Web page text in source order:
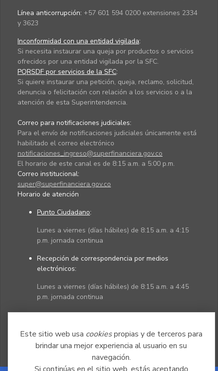
Este sitio web usa cookiespropias y de terceros para
brindar una mejor experiencia al usuario en su
navegación.
Línea anticorrupción: +57 601 594 0200 extensiones 2334
y 3623
Inconformidad con una entidad vigilada:
Si necesita instaurar una queja por productos o servicios
ofrecidos por una entidad vigilada por la SFC.
PQRSDF por servicios de la SFC:
Si quiere instaurar una petición, queja, reclamo, solicitud,
denuncia o felicitación con relación a los servicios o a la
atención de esta Superintendencia.
Correo para notificaciones judiciales:
Para el envío de notificaciones judiciales únicamente está
habilitado el correo electrónico
notificaciones_ingreso@superfinanciera.gov.co
El horario de este canal es de 8:15 a.m. a 5:00 p.m.
Correo institucional:
super@superfinanciera.gov.co
Horario de atención
Punto Ciudadano:
Lunes a viernes (días hábiles) de 8:15 a.m. a 4:15
p.m. jornada continua
Recepción de correspondencia por medios
electrónicos:
Lunes a viernes (días hábiles) de 8:15 a.m. a 4:45
p.m. jornada continua